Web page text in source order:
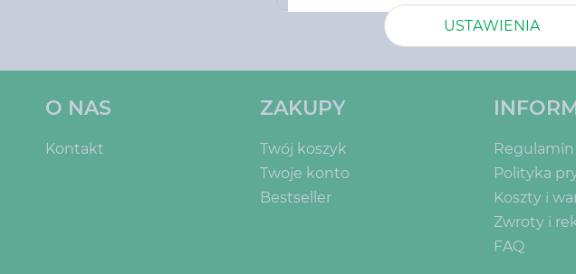
Nawozy jesienne warto zacząć już
stosować latem (nawet od lipca,
zamiast nawozów azotowych).
O NAS
Kontakt
ZAKUPY
Twój koszyk
Twoje konto
Bestseller
Regulamin
Polityka
Koszty i
Zwroty i
FAQ
USTAWIENIA